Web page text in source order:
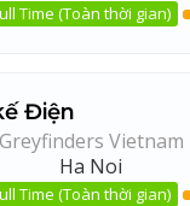
Time (Toàn thời gian)
Điện
Greyfinders Vietnam
Ha Noi
Time (Toàn thời gian)